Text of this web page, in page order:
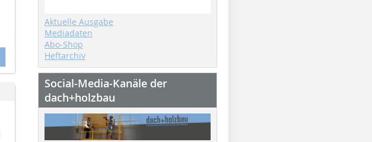
Aktuelle Ausgabe
Mediadaten
Abo-Shop
Heftarchiv
Social-Media-Kanäle der
dach+holzbau